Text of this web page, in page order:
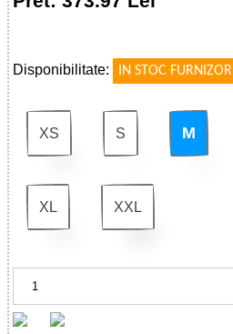
Disponibilitate:
IN STOC FURNIZOR
XS S M
XL XXL